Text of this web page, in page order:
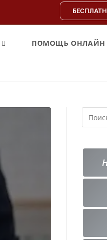
ПОМОЩЬ ОНЛАЙН